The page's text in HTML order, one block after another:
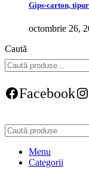
Gips-carton,
octombrie 26,
Caută
Facebook
Menu
Categorii